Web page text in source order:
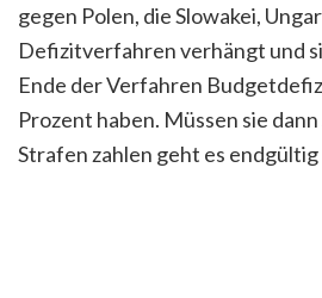
gegen Polen, die Slowakei,
Defizitverfahren verhängt und
Ende der Verfahren
Prozent haben. Müssen sie
Strafen zahlen geht es